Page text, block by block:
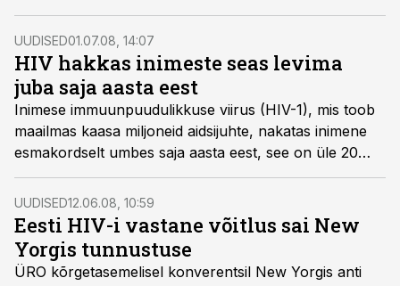
UUDISED01.07.08, 14:07
HIV hakkas inimeste seas levima
juba saja aasta eest
Inimese immuunpuudulikkuse viirus (HIV-1), mis toob
maailmas kaasa miljoneid aidsijuhte, nakatas inimene
esmakordselt umbes saja aasta eest, see on üle 20
aasta varem seniarvatust, selgub värskest uurimusest,
mida esitleti konverentsil Evolution 2008.
UUDISED12.06.08, 10:59
Eesti HIV-i vastane võitlus sai New
Yorgis tunnustuse
ÜRO kõrgetasemelisel konverentsil New Yorgis anti